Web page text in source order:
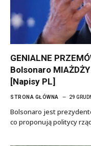
GENIALNE
Bolsonaro
[Napisy PL]
STRONA GŁÓWNA 29
Bolsonaro jest
co proponują politycy